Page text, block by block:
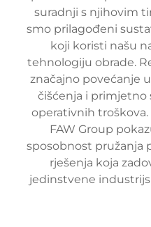
suradnji s njihovim
smo prilagođeni
koji koristi našu
tehnologiju obrade.
značajno povećanje
čišćenja i primjetno
operativnih troškova.
FAW Group
sposobnost pružanja
rješenja koja
jedinstvene